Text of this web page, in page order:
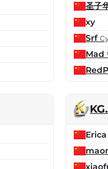
圣子
xy
Srf
Mad
Erica